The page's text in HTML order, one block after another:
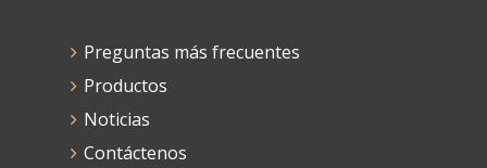
Preguntas más frecuentes
Productos
Noticias
Contáctenos